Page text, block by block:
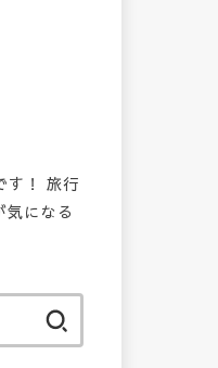
す！ 旅行
になる